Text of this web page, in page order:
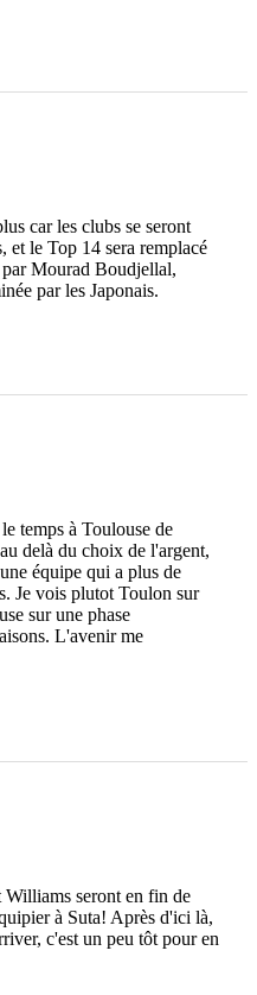
car les clubs se seront
et le Top 14 sera remplacé
Mourad Boudjellal,
par les Japonais.
temps à Toulouse de
delà du choix de l'argent,
équipe qui a plus de
Je vois plutot Toulon sur
sur une phase
L'avenir me
Williams seront en fin de
à Suta! Après d'ici là,
c'est un peu tôt pour en